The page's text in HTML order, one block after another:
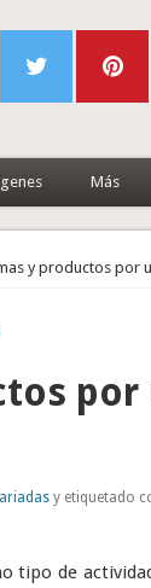
Más
y productos por
y etiquetado
tipo de